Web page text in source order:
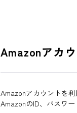
Amazonアカ
Amazonアカウントを
AmazonのID、パスワ